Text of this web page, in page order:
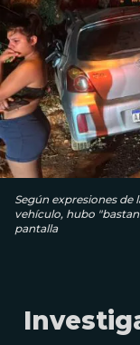
Según expresiones de
vehículo, hubo
pantalla